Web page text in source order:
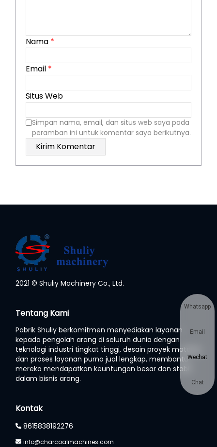
Nama *
Email *
Situs Web
Simpan nama, email, dan situs web saya pada
peramban ini untuk komentar saya berikutnya.
2021 © Shuliy Machinery Co., Ltd.
Tentang Kami
Pabrik Shuliy berkomitmen menyediakan layanan
kepada pengolah arang di seluruh dunia dengan
teknologi industri tingkat tinggi, desain proyek matang,
dan proses layanan purna jual lengkap, membantu
mereka mendapatkan keuntungan besar dan stabil
dalam bisnis arang.
Kontak
8615838192276
info@charcoalmachines.com
Whatsapp
Email
Wechat
Chat